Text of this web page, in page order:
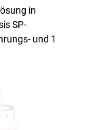
in
SP-
und 1